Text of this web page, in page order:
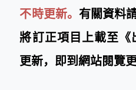
不時更新。 有關資料
將訂正項目上載至《
更新，即到網站閱覽更